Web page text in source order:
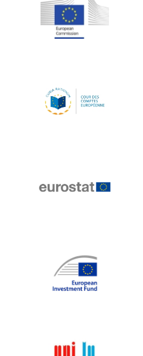
Jean-Louis Schiltz
Jean-Victor Louis
Johnny Åkerholm
Katharien L.C. Hunt
Klaus-Heiner Lehne
Koen LENAERTS
Lars Heikensten
Lucas Papademos